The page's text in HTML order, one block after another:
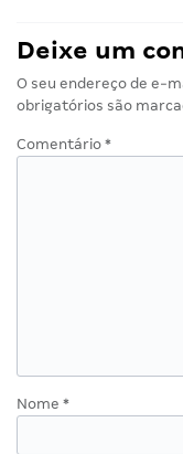
Deixe um
O seu endereço de e-
obrigatórios são
Comentário *
Nome *